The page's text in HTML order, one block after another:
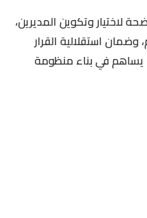
لاختيار وتكوين المديرين،
استقلالية القرار
يساهم في بناء منظومة